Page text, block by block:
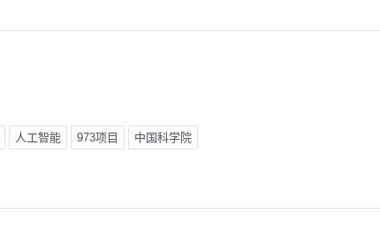
人工智能 973项目 中国科学院